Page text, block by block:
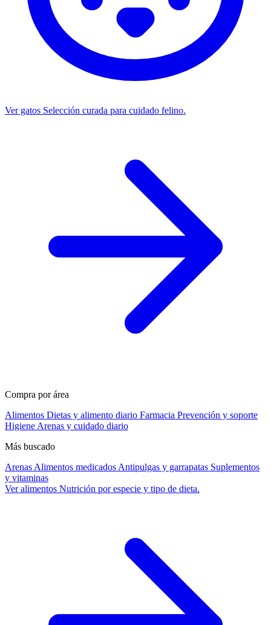
Ver gatos Selección curada para cuidado felino.
Compra por área
Alimentos Dietas y alimento diario Farmacia Prevención y soporte
Higiene Arenas y cuidado diario
Más buscado
Arenas Alimentos medicados Antipulgas y garrapatas Suplementos
y vitaminas
Ver alimentos Nutrición por especie y tipo de dieta.